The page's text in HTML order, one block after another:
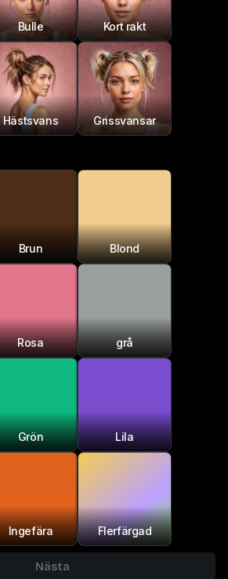
Bulle Kort rakt
Hästsvans Grissvansar
Brun Blond
Rosa grå
Grön Lila
Ingefära Flerfärgad
Nästa